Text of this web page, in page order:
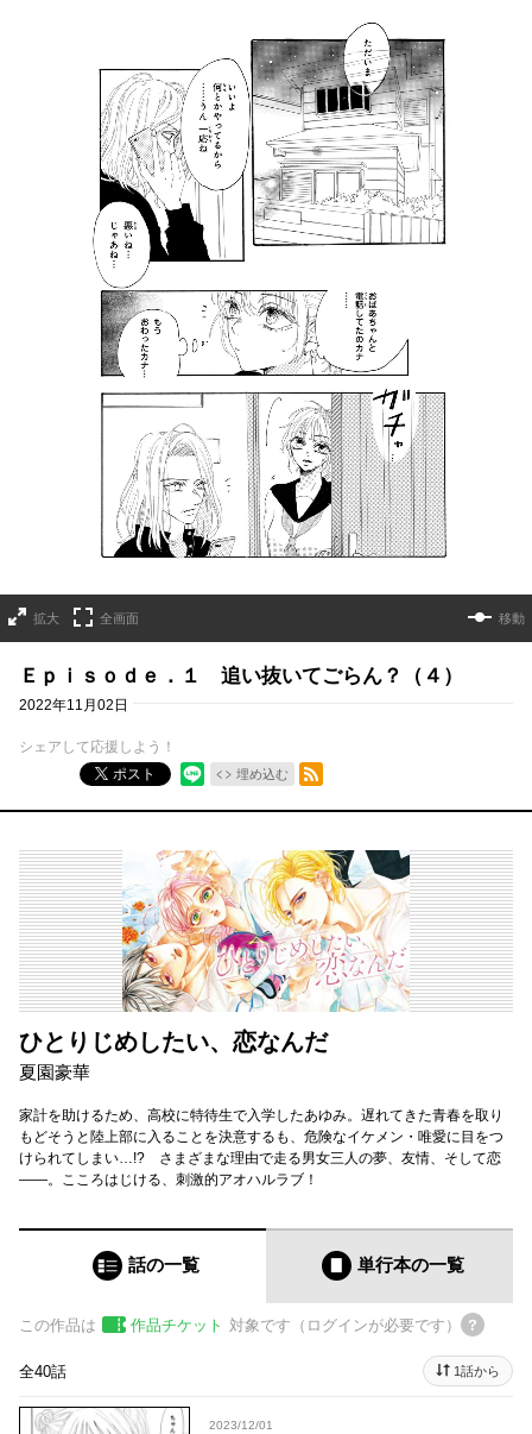
拡大 全画面 移動
Ｅｐｉｓｏｄｅ．１ 追い抜いてごらん？（４）
2022年11月02日
シェアして応援しよう！
ポスト
埋め込む
RSSフィード
ひとりじめしたい、恋なんだ
夏園豪華
家計を助けるため、高校に特待生で入学したあゆみ。遅れてきた青春を取り
もどそうと陸上部に入ることを決意するも、危険なイケメン・唯愛に目をつ
けられてしまい…!? さまざまな理由で走る男女三人の夢、友情、そして恋
――。こころはじける、刺激的アオハルラブ！
話の一覧 単行本の一覧
この作品は 作品チケット 対象です（ログインが必要です）
全40話 1話から
2023/12/01